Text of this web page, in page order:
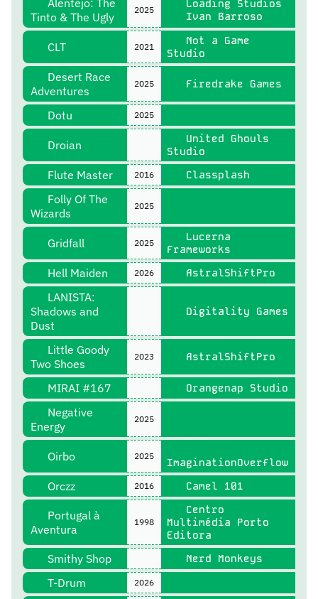
Alentejo: The
Tinto & The Ugly
2025
Loading Studios
Ivan Barroso
CLT 2021
Not a Game
Studio
Desert Race
Adventures
2025 Firedrake Games
Dotu 2025
Droian
United Ghouls
Studio
Flute Master 2016 Classplash
Folly Of The
Wizards
2025
Gridfall 2025
Lucerna
Frameworks
Hell Maiden 2026 AstralShiftPro
LANISTA:
Shadows and
Dust
Digitality Games
Little Goody
Two Shoes
2023 AstralShiftPro
MIRAI #167 Orangenap Studio
Negative
Energy
2025
Oirbo 2025
ImaginationOverflow
Orczz 2016 Camel 101
Portugal à
Aventura
1998
Centro
Multimédia Porto
Editora
Smithy Shop Nerd Monkeys
T-Drum 2026